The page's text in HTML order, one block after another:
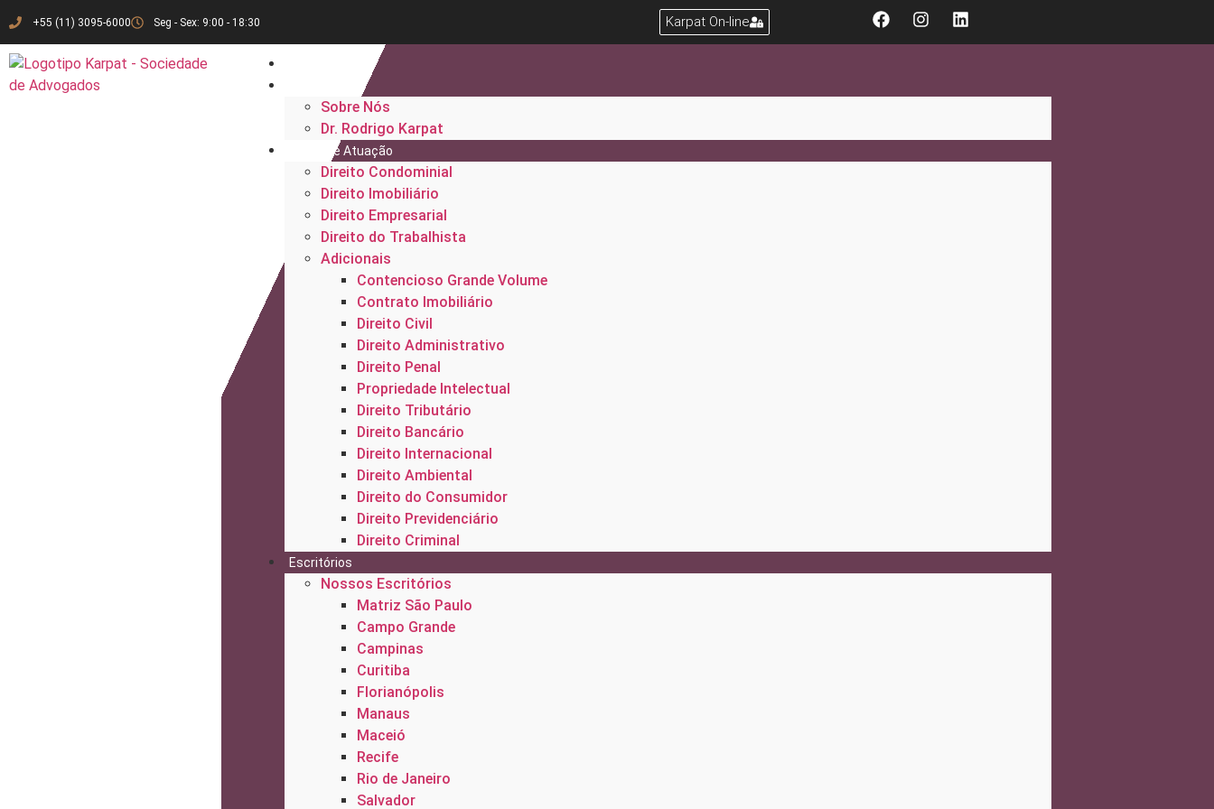
+55 (11) 3095-6000 Seg - Sex: 9:00 - 18:30 Karpat On-line
Sobre Nós
Dr. Rodrigo Karpat
Áreas de Atuação
Direito Condominial
Direito Imobiliário
Direito Empresarial
Direito do Trabalhista
Adicionais
Contencioso Grande Volume
Contrato Imobiliário
Direito Civil
Direito Administrativo
Direito Penal
Propriedade Intelectual
Direito Tributário
Direito Bancário
Direito Internacional
Direito Ambiental
Direito do Consumidor
Direito Previdenciário
Direito Criminal
Escritórios
Nossos Escritórios
Matriz São Paulo
Campo Grande
Campinas
Curitiba
Florianópolis
Manaus
Maceió
Recife
Rio de Janeiro
Salvador